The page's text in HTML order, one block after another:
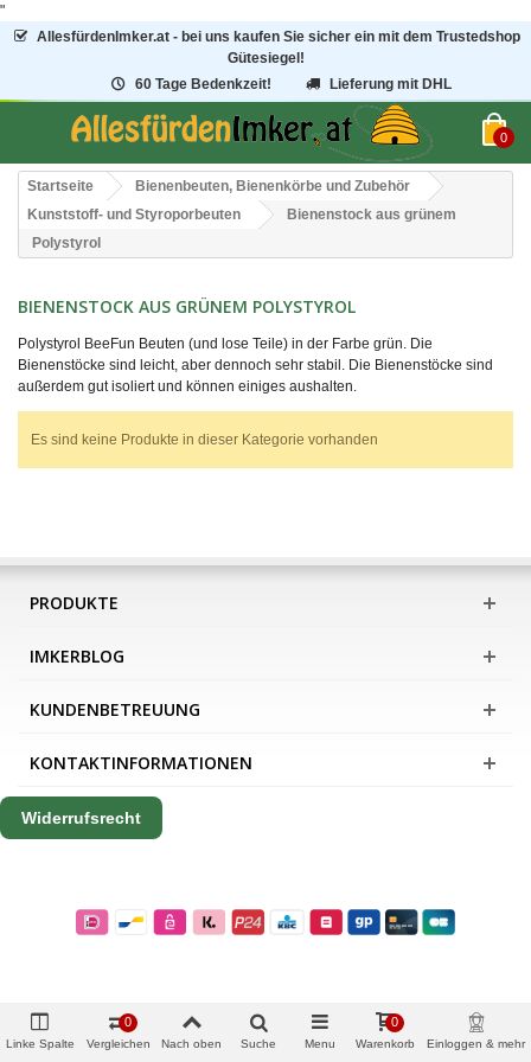
"
AllesfürdenImker.at - bei uns kaufen Sie sicher ein mit dem Trustedshop
Gütesiegel!
60 Tage Bedenkzeit!
Lieferung mit DHL
0
Startseite
Bienenbeuten, Bienenkörbe und Zubehör
Kunststoff- und Styroporbeuten
Bienenstock aus grünem
Polystyrol
BIENENSTOCK AUS GRÜNEM POLYSTYROL
Polystyrol BeeFun Beuten (und lose Teile) in der Farbe grün. Die
Bienenstöcke sind leicht, aber dennoch sehr stabil. Die Bienenstöcke sind
außerdem gut isoliert und können einiges aushalten.
Es sind keine Produkte in dieser Kategorie vorhanden
PRODUKTE
IMKERBLOG
KUNDENBETREUUNG
KONTAKTINFORMATIONEN
Widerrufsrecht
Linke Spalte Vergleichen
0
Nach oben Suche Menu Warenkorb
0
Einloggen & mehr